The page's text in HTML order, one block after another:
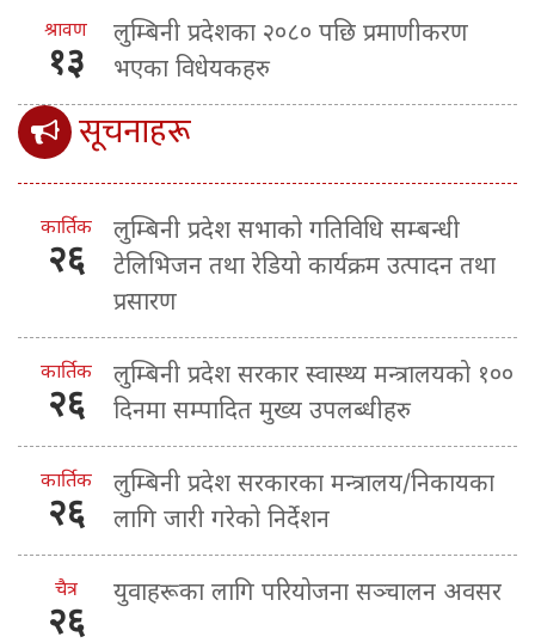
श्रावण
१३
लुम्बिनी प्रदेशका २०८० पछि प्रमाणीकरण
भएका विधेयकहरु
सूचनाहरू
कार्तिक
२६
लुम्बिनी प्रदेश सभाको गतिविधि सम्बन्धी
टेलिभिजन तथा रेडियो कार्यक्रम उत्पादन तथा
प्रसारण
कार्तिक
२६
लुम्बिनी प्रदेश सरकार स्वास्थ्य मन्त्रालयको १००
दिनमा सम्पादित मुख्य उपलब्धीहरु
कार्तिक
२६
लुम्बिनी प्रदेश सरकारका मन्त्रालय/निकायका
लागि जारी गरेको निर्देशन
चैत्र
२६
युवाहरूका लागि परियोजना सञ्चालन अवसर